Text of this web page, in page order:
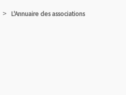
L'Annuaire des associations